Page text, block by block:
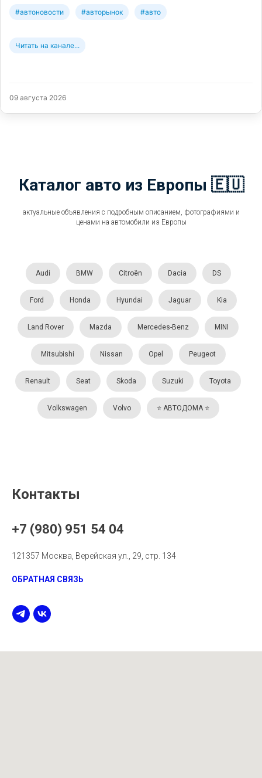
#автоновости #авторынок #авто
Читать на канале...
09 августа 2026
Каталог авто из Европы 🇪🇺
актуальные объявления с подробным описанием, фотографиями и
ценами на автомобили из Европы
Audi BMW Citroën Dacia DS
Ford Honda Hyundai Jaguar Kia
Land Rover Mazda Mercedes-Benz MINI
Mitsubishi Nissan Opel Peugeot
Renault Seat Skoda Suzuki Toyota
Volkswagen Volvo ⭐️ АВТОДОМА ⭐️
Контакты
+7 (980) 951 54 04
121357 Москва, Верейская ул., 29, стр. 134
ОБРАТНАЯ СВЯЗЬ